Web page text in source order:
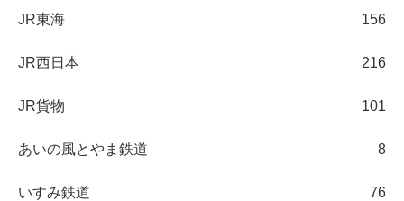
JR東海 156
JR西日本 216
JR貨物 101
あいの風とやま鉄道 8
いすみ鉄道 76